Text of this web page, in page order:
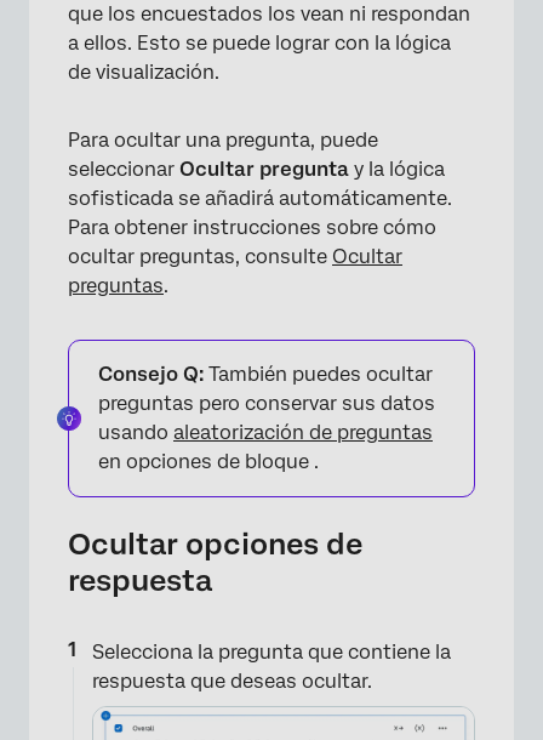
que los encuestados los vean ni respondan
a ellos. Esto se puede lograr con la lógica
de visualización.
Para ocultar una pregunta, puede
seleccionar Ocultar pregunta y la lógica
sofisticada se añadirá automáticamente.
Para obtener instrucciones sobre cómo
ocultar preguntas, consulte Ocultar
preguntas.
Consejo Q: También puedes ocultar
preguntas pero conservar sus datos
usando aleatorización de preguntas
en opciones de bloque .
Ocultar opciones de
respuesta
Selecciona la pregunta que contiene la
respuesta que deseas ocultar.